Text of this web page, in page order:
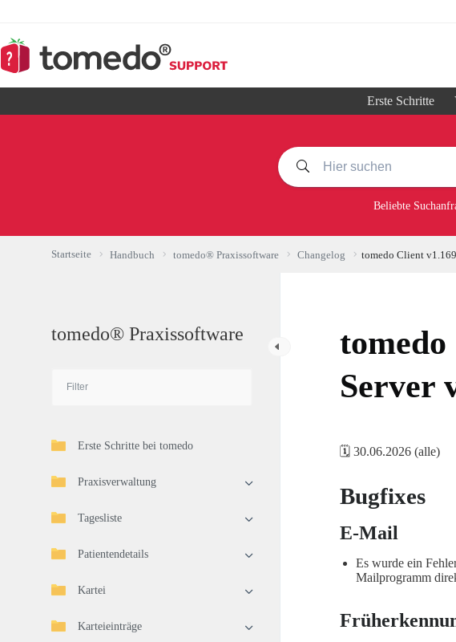
springen
Erste Schritte
Beliebte
Startseite Handbuch tomedo® Praxissoftware Changelog tomedo Client
tomedo® Praxissoftware
Erste Schritte bei tomedo
Praxisverwaltung
Tagesliste
Patientendetails
Kartei
Karteieinträge
tomedo
Server
🗓️ 30.06.2026 (alle)
Bugfixes
E-Mail
Es wurde ein
Mailprogramm